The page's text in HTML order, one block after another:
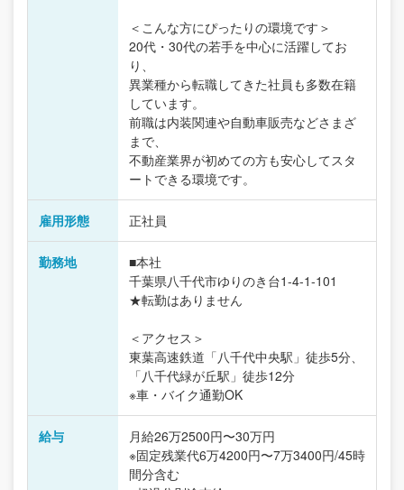
＜こんな方にぴったりの環境です＞
20代・30代の若手を中心に活躍してお
り、
異業種から転職してきた社員も多数在籍
しています。
前職は内装関連や自動車販売などさまざ
まで、
不動産業界が初めての方も安心してスタ
ートできる環境です。
雇用形態 正社員
勤務地
■本社
千葉県八千代市ゆりのき台1-4-1-101
★転勤はありません
＜アクセス＞
東葉高速鉄道「八千代中央駅」徒歩5分、
「八千代緑が丘駅」徒歩12分
※車・バイク通勤OK
給与
月給26万2500円〜30万円
※固定残業代6万4200円〜7万3400円/45時
間分含む